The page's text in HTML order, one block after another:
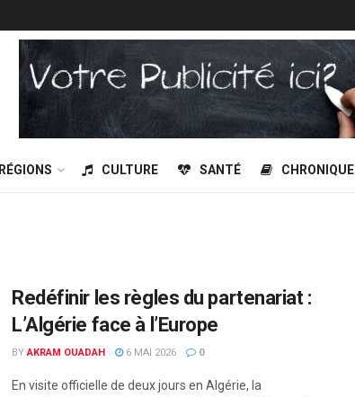
RÉGIONS CULTURE SANTÉ CHRONIQUE
Redéfinir les règles du partenariat :
L’Algérie face à l’Europe
BY AKRAM OUADAH 6 MAI 2026 0
En visite officielle de deux jours en Algérie, la